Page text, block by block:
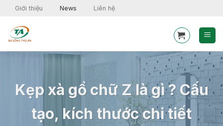
Skip
content
Giới thiệu News Liên hệ
Kẹp xà gồ chữ Z là gì ? Cấu
tạo, kích thước chi tiết